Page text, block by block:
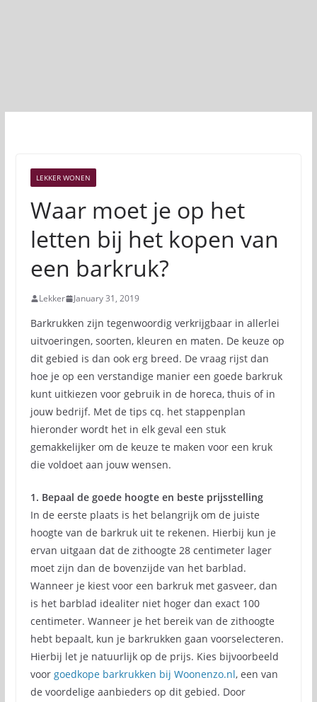
LEKKER WONEN
Waar moet je op het
letten bij het kopen van
een barkruk?
Lekker January 31, 2019
Barkrukken zijn tegenwoordig verkrijgbaar in allerlei
uitvoeringen, soorten, kleuren en maten. De keuze op
dit gebied is dan ook erg breed. De vraag rijst dan
hoe je op een verstandige manier een goede barkruk
kunt uitkiezen voor gebruik in de horeca, thuis of in
jouw bedrijf. Met de tips cq. het stappenplan
hieronder wordt het in elk geval een stuk
gemakkelijker om de keuze te maken voor een kruk
die voldoet aan jouw wensen.
1. Bepaal de goede hoogte en beste prijsstelling
In de eerste plaats is het belangrijk om de juiste
hoogte van de barkruk uit te rekenen. Hierbij kun je
ervan uitgaan dat de zithoogte 28 centimeter lager
moet zijn dan de bovenzijde van het barblad.
Wanneer je kiest voor een barkruk met gasveer, dan
is het barblad idealiter niet hoger dan exact 100
centimeter. Wanneer je het bereik van de zithoogte
hebt bepaalt, kun je barkrukken gaan voorselecteren.
Hierbij let je natuurlijk op de prijs. Kies bijvoorbeeld
voor goedkope barkrukken bij Woonenzo.nl, een van
de voordelige aanbieders op dit gebied. Door